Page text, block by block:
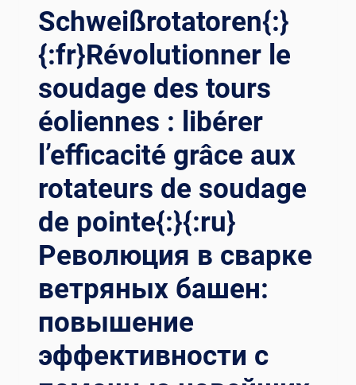
Schweißrotatoren{:}
{:fr}Révolutionner le
soudage des tours
éoliennes : libérer
l’efficacité grâce aux
rotateurs de soudage
de pointe{:}{:ru}
Революция в сварке
ветряных башен:
повышение
эффективности с